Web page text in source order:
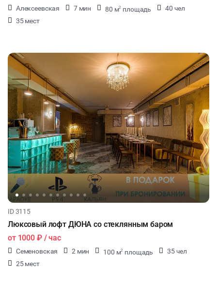
Алексеевская 7 мин 80 м2 площадь
40 чел
35 мест
ID 3115
Люксовый лофт ДЮНА со стеклянным баром
от 1000 ₽/ час
Семеновская 2 мин 100 м2 площадь
35 чел
25 мест